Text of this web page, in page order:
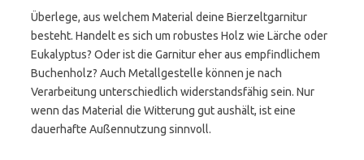
Überlege, aus welchem Material deine Bierzeltgarnitur
besteht. Handelt es sich um robustes Holz wie Lärche oder
Eukalyptus? Oder ist die Garnitur eher aus empfindlichem
Buchenholz? Auch Metallgestelle können je nach
Verarbeitung unterschiedlich widerstandsfähig sein. Nur
wenn das Material die Witterung gut aushält, ist eine
dauerhafte Außennutzung sinnvoll.